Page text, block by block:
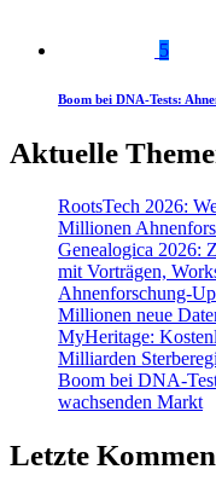
5
Boom bei DNA-Tests:
Aktuelle
RootsTech 2026:
Millionen
Genealogica 2026:
mit Vorträgen,
Ahnenforschung-
Millionen neue
MyHeritage:
Milliarden
Boom bei DNA-
wachsenden Markt
Letzte